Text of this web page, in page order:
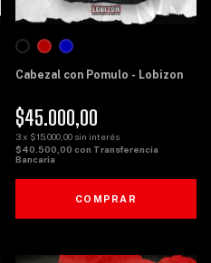
Cabezal con Pomulo - Lobizon
$45.000,00
3x $15.000,00 sin interés
$40.500,00 con Transferencia
Bancaria
COMPRAR